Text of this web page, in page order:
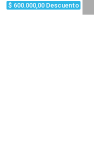
$ 600.000,00 Descuento